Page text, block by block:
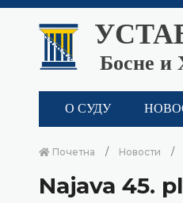
Босне и
О СУДУ
Почетна Новости
Najava 45.